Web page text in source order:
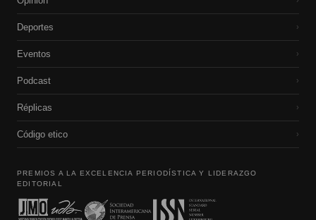
Deportes ›
Eventos ›
Podcast ›
Réplicas ›
Código etico ›
PREMIOS A LA EXCELENCIA PERIODÍSTICA Y LIDERAZGO
EDITORIAL